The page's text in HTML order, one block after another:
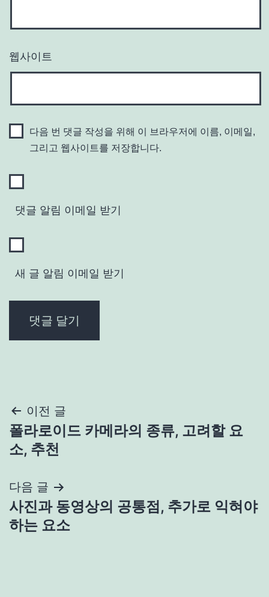
웹사이트
다음 번 댓글 작성을 위해 이 브라우저에 이름, 이메일,
그리고 웹사이트를 저장합니다.
댓글 알림 이메일 받기
새 글 알림 이메일 받기
글
탐
이전 글
폴라로이드 카메라의 종류, 고려할 요
소, 추천
다음 글
사진과 동영상의 공통점, 추가로 익혀야
하는 요소